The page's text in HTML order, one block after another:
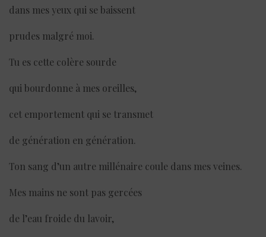
dans mes yeux qui se baissent
prudes malgré moi.
Tu es cette colère sourde
qui bourdonne à mes oreilles,
cet emportement qui se transmet
de génération en génération.
Ton sang d’un autre millénaire coule dans mes veines.
Mes mains ne sont pas gercées
de l’eau froide du lavoir,